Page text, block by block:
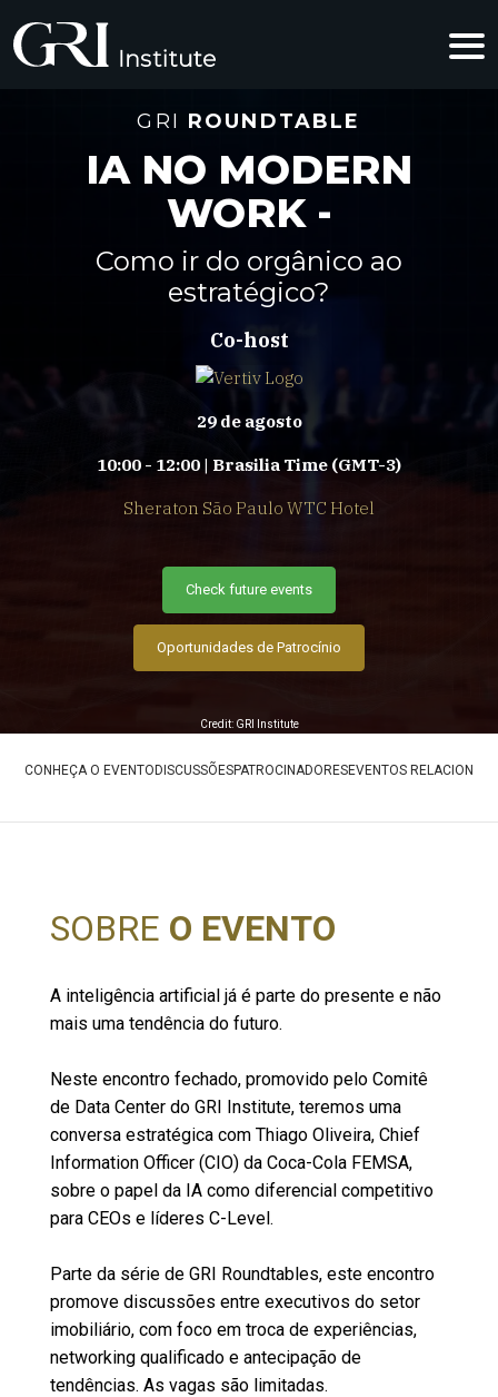
GRI ROUNDTABLE
IA NO MODERN
WORK -
Como ir do orgânico ao
estratégico?
Co-host
29 de agosto
10:00 - 12:00 | Brasilia Time (GMT-3)
Sheraton São Paulo WTC Hotel
Check future events
Oportunidades de Patrocínio
Credit: GRI Institute
CONHEÇA O EVENTO DISCUSSÕESPATROCINADORESEVENTOS
SOBRE O EVENTO
A inteligência artificial já é parte do presente e não
mais uma tendência do futuro.
Neste encontro fechado, promovido pelo Comitê
de Data Center do GRI Institute, teremos uma
conversa estratégica com Thiago Oliveira, Chief
Information Officer (CIO) da Coca-Cola FEMSA,
sobre o papel da IA como diferencial competitivo
para CEOs e líderes C-Level.
Parte da série de GRI Roundtables, este encontro
promove discussões entre executivos do setor
imobiliário, com foco em troca de experiências,
networking qualificado e antecipação de
tendências. As vagas são limitadas.